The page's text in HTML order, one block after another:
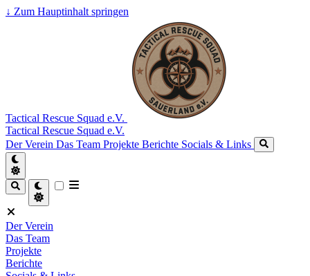
↓ Zum Hauptinhalt springen
Tactical Rescue Squad e.V.
Tactical Rescue Squad e.V.
Der Verein Das Team Projekte Berichte Socials & Links
Der Verein
Das Team
Projekte
Berichte